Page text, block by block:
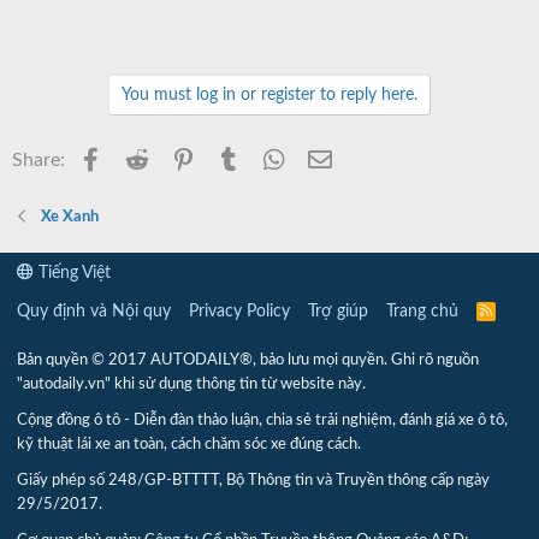
You must log in or register to reply here.
Share: Facebook
Reddit PinterestTumblr WhatsApp
Xe Xanh
Tiếng Việt
Quy định và Nội quy Privacy Policy Trợ giúp Trang chủ
R
Bản quyền © 2017 AUTODAILY®, bảo lưu mọi quyền. Ghi rõ nguồn
"autodaily.vn" khi sử dụng thông tin từ website này.
Cộng đồng ô tô - Diễn đàn thảo luận, chia sẻ trải nghiệm, đánh giá xe ô tô,
kỹ thuật lái xe an toàn, cách chăm sóc xe đúng cách.
Giấy phép số 248/GP-BTTTT, Bộ Thông tin và Truyền thông cấp ngày
29/5/2017.